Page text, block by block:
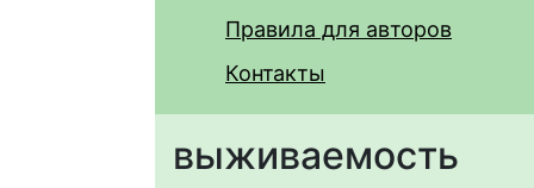
Правила для авторов
Контакты
выживаемость